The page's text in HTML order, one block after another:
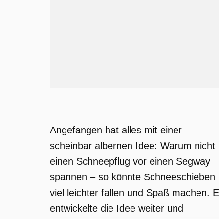
Angefangen hat alles mit einer
scheinbar albernen Idee: Warum nicht
einen Schneepflug vor einen Segway
spannen – so könnte Schneeschieben
viel leichter fallen und Spaß machen.
entwickelte die Idee weiter und